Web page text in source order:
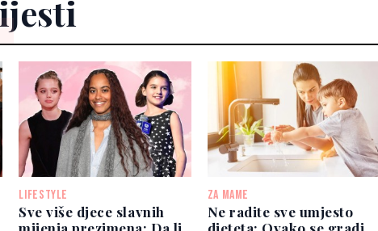
LIFESTYLE
Sve više djece slavnih
ZA MAME
Ne radite sve umjesto